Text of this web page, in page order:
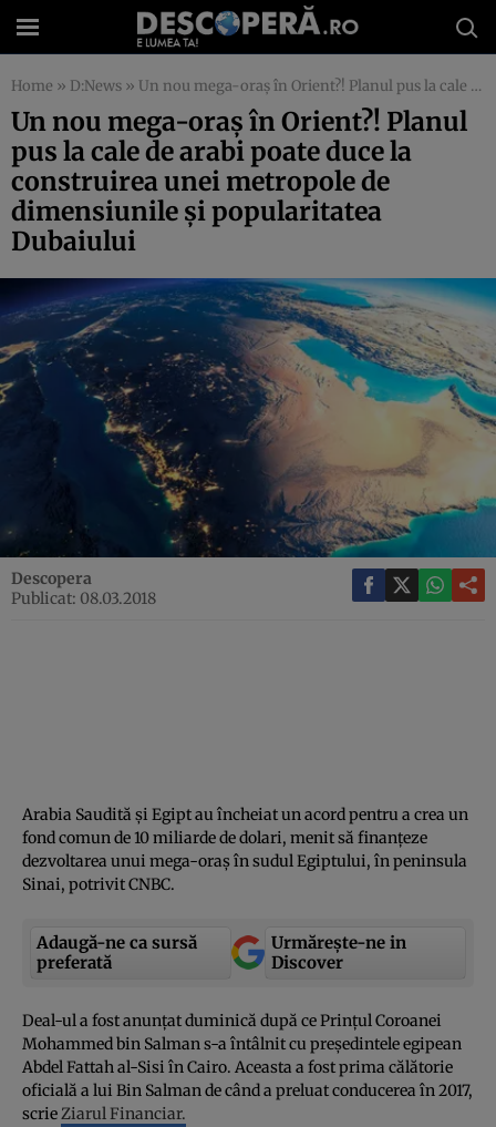
Home » D:News » Un nou mega-oraş în Orient?! Planul pus la cale de arabi poate duce la construirea unei metropole de dimensiunile şi popularitatea Dubaiului
Un nou mega-oraş în Orient?! Planul
pus la cale de arabi poate duce la
construirea unei metropole de
dimensiunile şi popularitatea
Dubaiului
Descopera
Publicat: 08.03.2018
Arabia Saudită şi Egipt au încheiat un acord pentru a crea un
fond comun de 10 miliarde de dolari, menit să finanţeze
dezvoltarea unui mega-oraş în sudul Egiptului, în peninsula
Sinai, potrivit CNBC.
Adaugă-ne ca sursă
preferată
Urmărește-ne in
Discover
Deal-ul a fost anunţat duminică după ce Prinţul Coroanei
Mohammed bin Salman s-a întâlnit cu preşedintele egipean
Abdel Fattah al-Sisi în Cairo. Aceasta a fost prima călătorie
oficială a lui Bin Salman de când a preluat conducerea în 2017,
scrieZiarul Financiar.